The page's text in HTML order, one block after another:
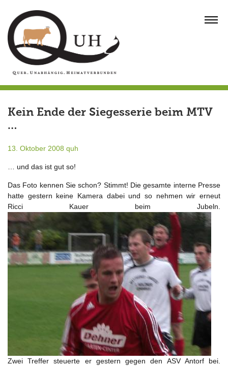
content
Kein Ende der Siegesserie beim MTV
…
13. Oktober 2008 quh
… und das ist gut so!
Das Foto kennen Sie schon? Stimmt! Die gesamte interne Presse
hatte gestern keine Kamera dabei und so nehmen wir erneut
Ricci Kauer beim Jubeln.
Zwei Treffer steuerte er gestern gegen den ASV Antorf bei.